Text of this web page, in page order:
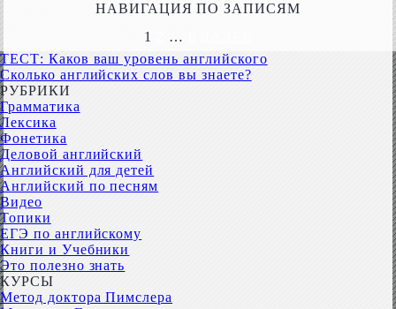
НАВИГАЦИЯ ПО ЗАПИСЯМ
1
…
ТЕСТ: Каков ваш уровень английского
Сколько английских слов вы знаете?
РУБРИКИ
Грамматика
Лексика
Фонетика
Деловой английский
Английский для детей
Английский по песням
Видео
Топики
ЕГЭ по английскому
Книги и Учебники
Это полезно знать
КУРСЫ
Метод доктора Пимслера